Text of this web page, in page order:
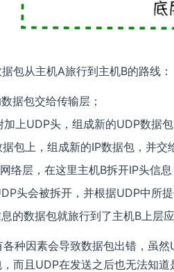
包从主机A旅行到主机B的路线：
据包交给传输层；
上UDP头，组成新的UDP数据
包上，组成新的IP数据包，并交
络层，在这里主机B拆开IP头信
头会被拆开，并根据UDP中所
的数据包就旅行到了主机B上层
种因素会导致数据包出错，虽
而且UDP在发送之后也无法知道